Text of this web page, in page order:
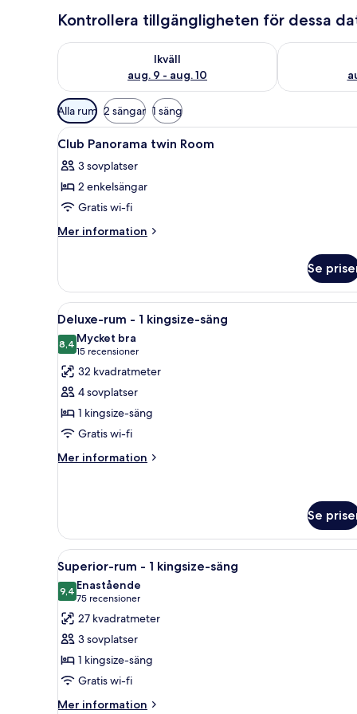
Kontrollera tillgängligheten för dessa
Ikväll
aug. 9 - aug. 10
Kontrollera tillgängligheten för ikväll aug. 9 - aug. 10
Kontrollera
Tillgängliga
filter
för
Alla rum 2 sängar 1 säng
Öppna
alla
foton
för
Club
Panorama
Värdeförvaringsskåp på
3
Club Panorama twin Room
3 sovplatser
2 enkelsängar
Gratis wi-fi
Mer information
Mer
Panorama
twin
Room
Se
Öppna
alla
foton
för
Deluxe-
rum
-
1
kingsize-
En takpool som ser ut att gå
6
Deluxe-rum - 1 kingsize-säng
8,48,4 av 10
Mycket bra
15 recensioner
(15 recensioner)
32 kvadratmeter
4 sovplatser
1 kingsize-säng
Gratis wi-fi
Mer information
Mer
-
kingsize-
säng
Se
Öppna
alla
foton
för
Superior-
rum
-
1
kingsize-
Ett hotellrum med en säng,
6
Superior-rum - 1 kingsize-säng
9,49,4 av 10
Enastående
75 recensioner
(75 recensioner)
27 kvadratmeter
3 sovplatser
1 kingsize-säng
Gratis wi-fi
Mer information
Mer